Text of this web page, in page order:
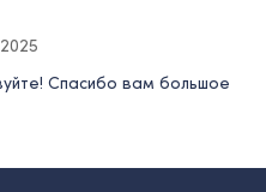
Спасибо вам большое